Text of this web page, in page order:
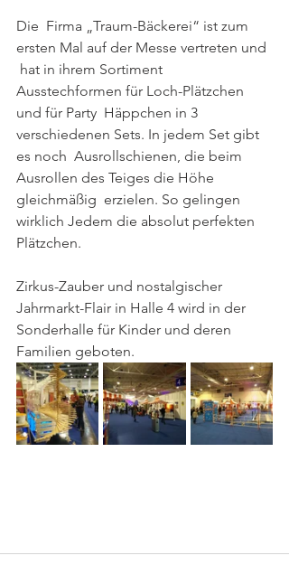
Die  Firma „Traum-Bäckerei“ ist zum
ersten Mal auf der Messe vertreten und
hat in ihrem Sortiment
Ausstechformen für Loch-Plätzchen
und für Party  Häppchen in 3
verschiedenen Sets. In jedem Set gibt
es noch  Ausrollschienen, die beim
Ausrollen des Teiges die Höhe
gleichmäßig  erzielen. So gelingen
wirklich Jedem die absolut perfekten
Plätzchen.
Zirkus-Zauber und nostalgischer
Jahrmarkt-Flair in Halle 4 wird in der
Sonderhalle für Kinder und deren
Familien geboten.